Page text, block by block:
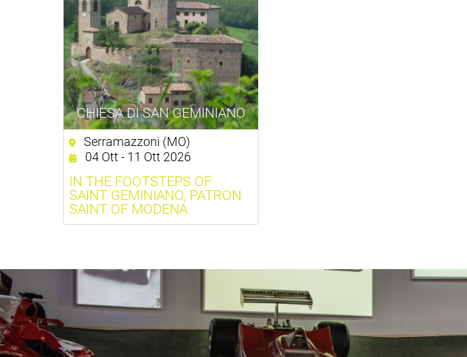
CHIESA DI SAN GEMINIANO
Serramazzoni (MO)
04 Ott - 11 Ott 2026
IN THE FOOTSTEPS OF
SAINT GEMINIANO, PATRON
SAINT OF MODENA